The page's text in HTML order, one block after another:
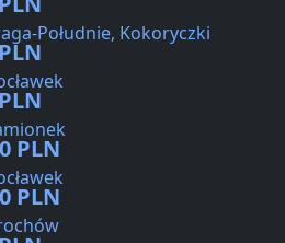
Południe, Kokoryczki
PLN
PLN